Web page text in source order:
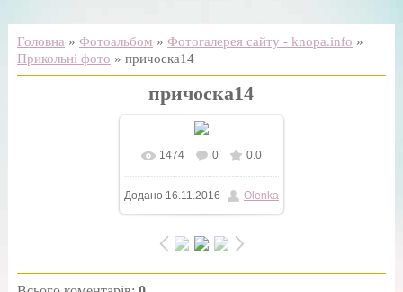
Головна » Фотоальбом » Фотогалерея сайту - knopa.info »
Прикольні фото » причоска14
причоска14
У реальному розмірі
600x602/ 363.4Kb
1474 0 0.0
Додано 16.11.2016 Olenka